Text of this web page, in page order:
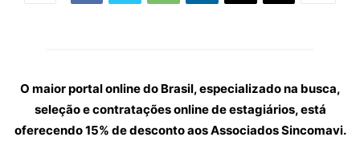
O maior portal online do Brasil, especializado na busca,
seleção e contratações online de estagiários, está
oferecendo 15% de desconto aos Associados Sincomavi.